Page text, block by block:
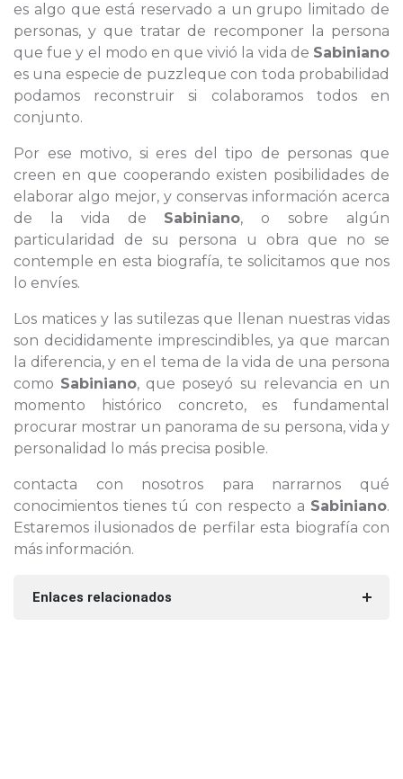
es algo que está reservado a un grupo limitado de
personas, y que tratar de recomponer la persona
que fue y el modo en que vivió la vida de Sabiniano
es una especie de puzzleque con toda probabilidad
podamos reconstruir si colaboramos todos en
conjunto.
Por ese motivo, si eres del tipo de personas que
creen en que cooperando existen posibilidades de
elaborar algo mejor, y conservas información acerca
de la vida de Sabiniano, o sobre algún
particularidad de su persona u obra que no se
contemple en esta biografía, te solicitamos que nos
lo envíes.
Los matices y las sutilezas que llenan nuestras vidas
son decididamente imprescindibles, ya que marcan
la diferencia, y en el tema de la vida de una persona
como Sabiniano, que poseyó su relevancia en un
momento histórico concreto, es fundamental
procurar mostrar un panorama de su persona, vida y
personalidad lo más precisa posible.
contacta con nosotros para narrarnos qué
conocimientos tienes tú con respecto a Sabiniano.
Estaremos ilusionados de perfilar esta biografía con
más información.
Enlaces relacionados